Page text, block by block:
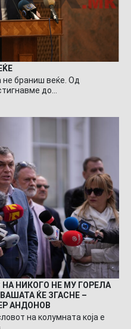
не браниш веќе. Од
до…
НИКОГО НЕ МУ ГОРЕЛА
ЌЕ ЗГАСНЕ –
АНДОНОВ
на колумната која е